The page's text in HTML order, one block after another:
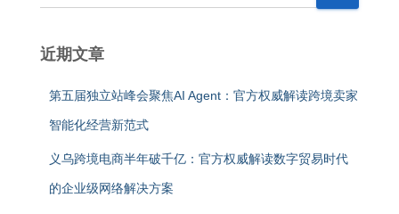
近期文章
第五届独立站峰会聚焦AI Agent：官方权威解读跨境卖家
智能化经营新范式
义乌跨境电商半年破千亿：官方权威解读数字贸易时代
的企业级网络解决方案